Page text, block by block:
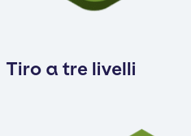
Tiro a tre livelli